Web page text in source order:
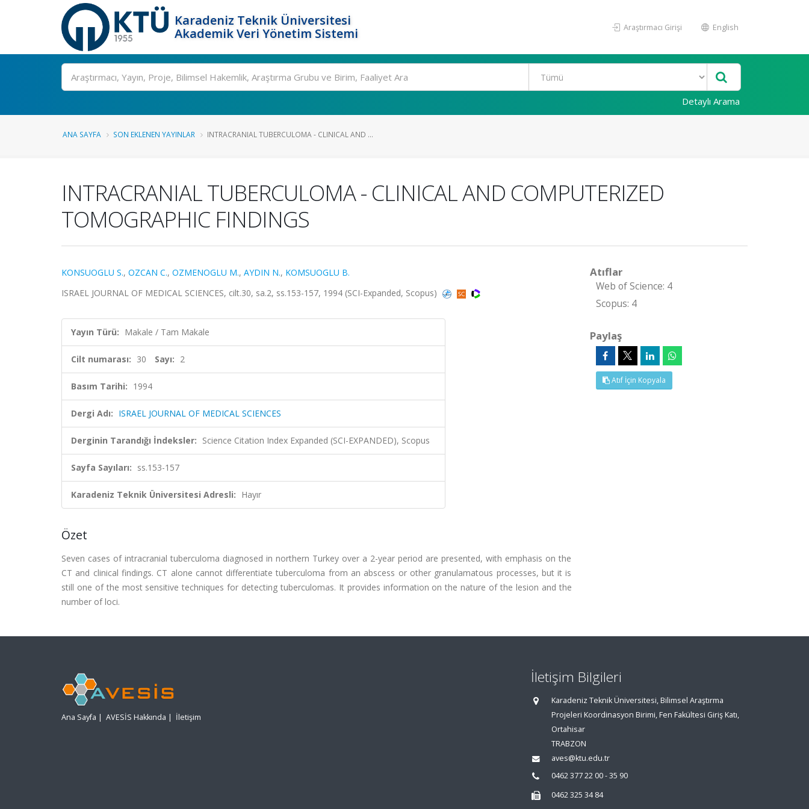
Karadeniz Teknik Üniversitesi
Akademik Veri Yönetim Sistemi
Araştırmacı Girişi English
Ara
Detaylı Arama
ANA SAYFA SON EKLENEN YAYINLAR INTRACRANIAL TUBERCULOMA - CLINICAL AND ...
INTRACRANIAL TUBERCULOMA - CLINICAL AND COMPUTERIZED
TOMOGRAPHIC FINDINGS
KONSUOGLU S., OZCAN C., OZMENOGLU M., AYDIN N., KOMSUOGLU B.
ISRAEL JOURNAL OF MEDICAL SCIENCES, cilt.30, sa.2, ss.153-157, 1994 (SCI-Expanded, Scopus)
Yayın Türü: Makale / Tam Makale
Cilt numarası: 30 Sayı: 2
Basım Tarihi: 1994
Dergi Adı: ISRAEL JOURNAL OF MEDICAL SCIENCES
Derginin Tarandığı İndeksler: Science Citation Index Expanded (SCI-EXPANDED), Scopus
Sayfa Sayıları: ss.153-157
Karadeniz Teknik Üniversitesi Adresli: Hayır
Özet
Seven cases of intracranial tuberculoma diagnosed in northern Turkey over a 2-year period are presented, with emphasis on the
CT and clinical findings. CT alone cannot differentiate tuberculoma from an abscess or other granulamatous processes, but it is
still one of the most sensitive techniques for detecting tuberculomas. It provides information on the nature of the lesion and the
number of loci.
Atıflar
Web of Science: 4
Scopus: 4
Paylaş
Atıf İçin Kopyala
Ana Sayfa | AVESİS Hakkında | İletişim
İletişim Bilgileri
Karadeniz Teknik Üniversitesi, Bilimsel Araştırma
Projeleri Koordinasyon Birimi, Fen Fakültesi Giriş Katı,
Ortahisar
TRABZON
aves@ktu.edu.tr
0462 377 22 00 - 35 90
0462 325 34 84